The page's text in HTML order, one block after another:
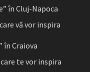
în Cluj-Napoca
vă vor inspira
în Craiova
te vor inspira